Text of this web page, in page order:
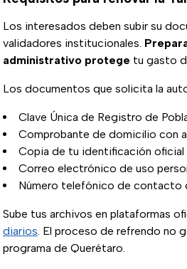
Los interesados deben subir su
validadores institucionales.
administrativo protege tu gasto
Los documentos que solicita la
Clave Única de Registro de
Comprobante de domicilio con
Copia de tu identificación oficial
Correo electrónico de uso
Número telefónico de contacto
Sube tus archivos en plataformas
diarios. El proceso de refrendo no
programa de Querétaro.